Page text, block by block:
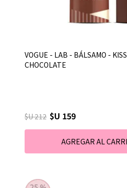
VOGUE - LAB - BÁLSAMO -
CHOCOLATE
$U 212 $U 159